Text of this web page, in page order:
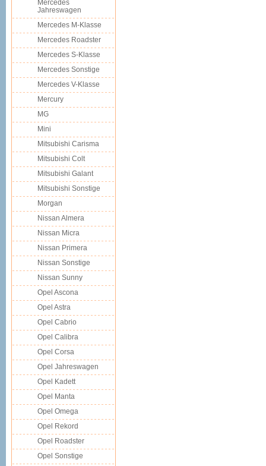
Mercedes
Jahreswagen
Mercedes M-Klasse
Mercedes Roadster
Mercedes S-Klasse
Mercedes Sonstige
Mercedes V-Klasse
Mercury
MG
Mini
Mitsubishi Carisma
Mitsubishi Colt
Mitsubishi Galant
Mitsubishi Sonstige
Morgan
Nissan Almera
Nissan Micra
Nissan Primera
Nissan Sonstige
Nissan Sunny
Opel Ascona
Opel Astra
Opel Cabrio
Opel Calibra
Opel Corsa
Opel Jahreswagen
Opel Kadett
Opel Manta
Opel Omega
Opel Rekord
Opel Roadster
Opel Sonstige